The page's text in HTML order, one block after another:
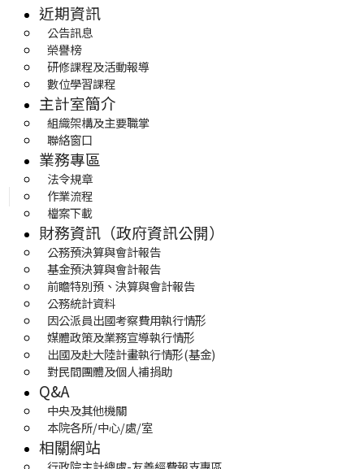
近期資訊
公告訊息
榮譽榜
研修課程及活動報導
數位學習課程
主計室簡介
組織架構及主要職掌
聯絡窗口
業務專區
法令規章
作業流程
檔案下載
財務資訊（政府資訊公開）
公務預決算與會計報告
基金預決算與會計報告
前瞻特別預、決算與會計報告
公務統計資料
因公派員出國考察費用執行情形
媒體政策及業務宣導執行情形
出國及赴大陸計畫執行情形(基金)
對民間團體及個人補捐助
Q&A
中央及其他機關
本院各所/中心/處/室
相關網站